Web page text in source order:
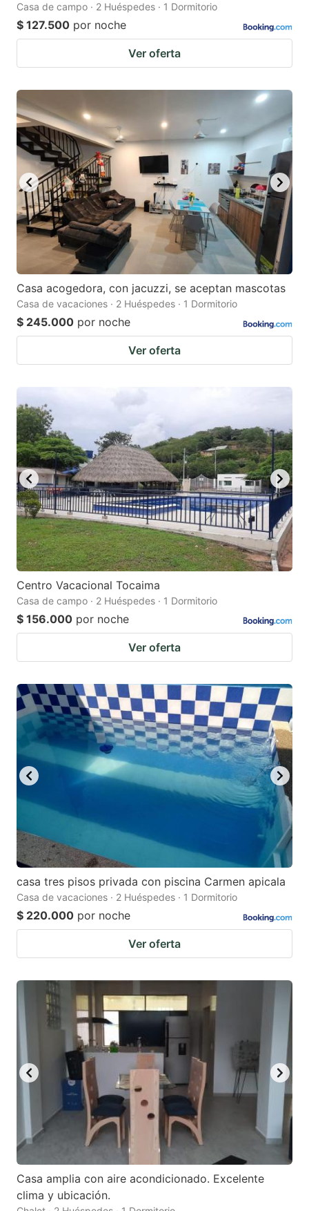
Casa de campo · 2 Huéspedes · 1 Dormitorio
$ 127.500 por noche
Ver oferta
Casa acogedora, con jacuzzi, se aceptan mascotas
Casa de vacaciones · 2 Huéspedes · 1 Dormitorio
$ 245.000 por noche
Ver oferta
Centro Vacacional Tocaima
Casa de campo · 2 Huéspedes · 1 Dormitorio
$ 156.000 por noche
Ver oferta
casa tres pisos privada con piscina Carmen apicala
Casa de vacaciones · 2 Huéspedes · 1 Dormitorio
$ 220.000 por noche
Ver oferta
Casa amplia con aire acondicionado. Excelente
clima y ubicación.